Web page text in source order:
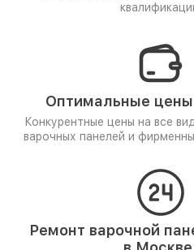
Оптимальные цены
Конкурентные цены на все
варочных панелей и
Ремонт варочной